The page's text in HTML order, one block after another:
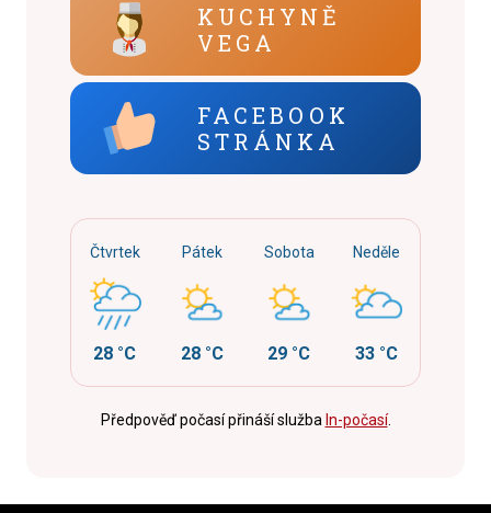
KUCHYNĚ
VEGA
FACEBOOK
STRÁNKA
Čtvrtek
28 °C
Pátek
28 °C
Sobota
29 °C
Neděle
33 °C
Předpověď počasí přináší služba In-počasí.